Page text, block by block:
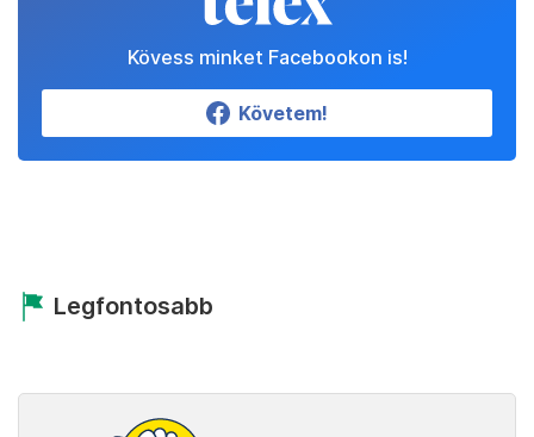
Kövess minket Facebookon is!
Követem!
Legfontosabb